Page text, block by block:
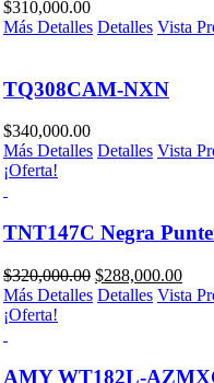
$310,000.00
Más Detalles Detalles Vista
TQ308CAM-NXN
$340,000.00
Más Detalles Detalles Vista
¡Oferta!
TNT147C Negra
$320,000.00 $288,000.00
Más Detalles Detalles Vista
¡Oferta!
AMY WT182L-